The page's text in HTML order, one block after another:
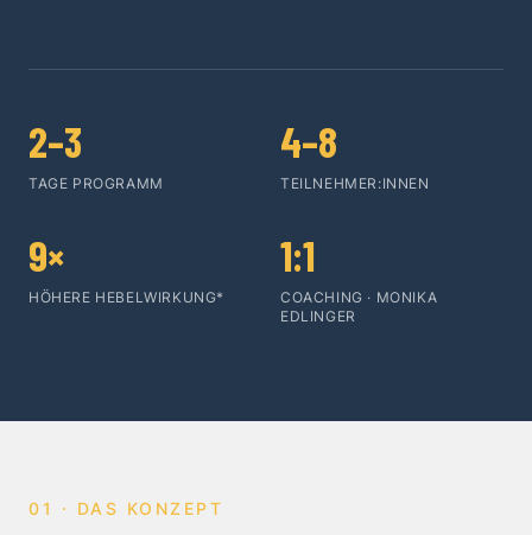
2–3
TAGE PROGRAMM
4–8
TEILNEHMER:INNEN
9×
HÖHERE HEBELWIRKUNG*
1:1
COACHING · MONIKA
EDLINGER
01 · DAS KONZEPT